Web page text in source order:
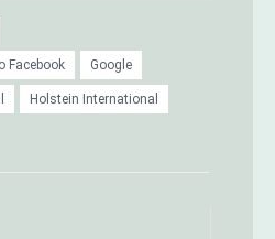
Facebook Google
Holstein International